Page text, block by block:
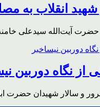
شهید انقلاب به
حضرت آیت‌الله سیدعلی
نگاه دوربین
و سالار شهیدان حضرت